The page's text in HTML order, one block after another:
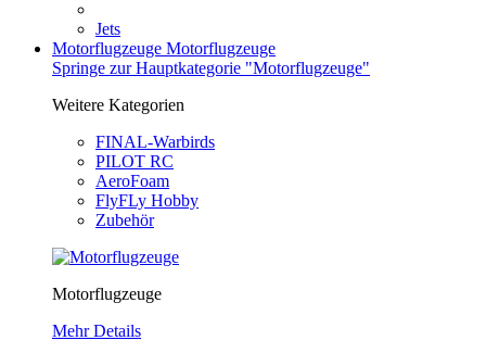
Jets
Motorflugzeuge Motorflugzeuge
Springe zur Hauptkategorie "Motorflugzeuge"
Weitere Kategorien
FINAL-Warbirds
PILOT RC
AeroFoam
FlyFLy Hobby
Zubehör
Motorflugzeuge
Mehr Details